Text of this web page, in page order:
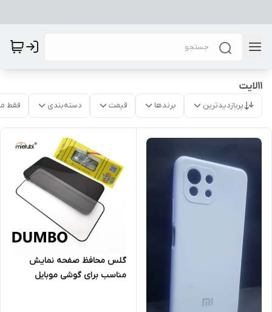
11لایت
پربازدیدترین برندها قیمت دسته‌بندی فقط
گلس محافظ صفحه نمایش
مناسب برای گوشی موبایل